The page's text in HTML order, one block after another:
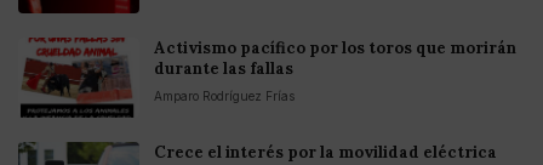
Activismo pacífico por los toros que morirán
durante las fallas
Amparo Rodríguez Frías
Crece el interés por la movilidad eléctrica